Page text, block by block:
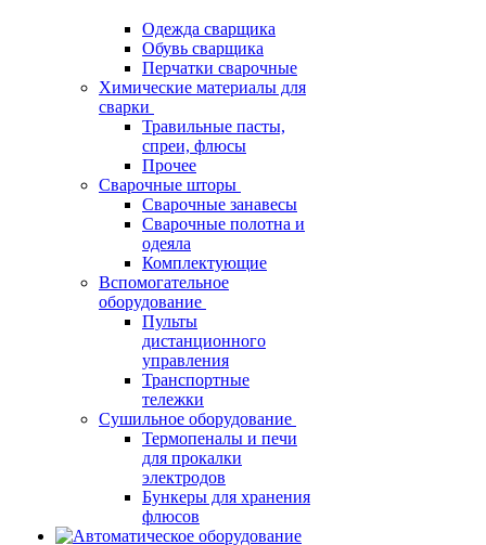
Одежда сварщика
Обувь сварщика
Перчатки сварочные
Химические материалы для
сварки
Травильные пасты,
спреи, флюсы
Прочее
Сварочные шторы
Сварочные занавесы
Сварочные полотна и
одеяла
Комплектующие
Вспомогательное
оборудование
Пульты
дистанционного
управления
Транспортные
тележки
Сушильное оборудование
Термопеналы и печи
для прокалки
электродов
Бункеры для хранения
флюсов